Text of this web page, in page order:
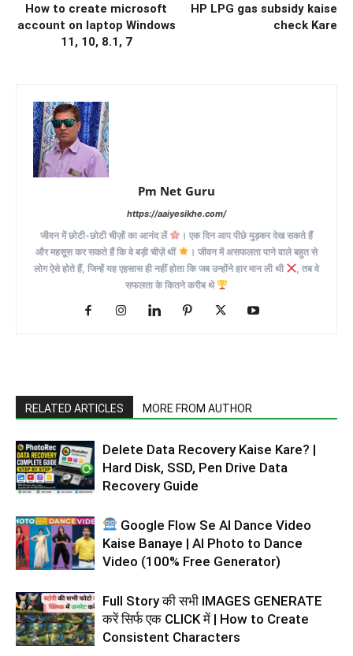
How to create microsoft
account on laptop Windows
11, 10, 8.1, 7
HP LPG gas subsidy kaise
check Kare
Pm Net Guru
https://aaiyesikhe.com/
जीवन में छोटी-छोटी चीज़ों का आनंद लें
। एक दिन आप पीछे मुड़कर देख सकते हैं
और महसूस कर सकते हैं कि वे बड़ी चीज़ें थीं
। जीवन में असफलता पाने वाले बहुत से
लोग ऐसे होते हैं, जिन्हें यह एहसास ही नहीं होता कि जब उन्होंने हार मान ली थी
, तब वे
सफलता के कितने करीब थे
RELATED ARTICLES MORE FROM AUTHOR
Delete Data Recovery Kaise Kare? |
Hard Disk, SSD, Pen Drive Data
Recovery Guide
Google Flow Se AI Dance Video
Kaise Banaye | AI Photo to Dance
Video (100% Free Generator)
Full Story की सभी IMAGES GENERATE
करें सिर्फ एक CLICK में | How to Create
Consistent Characters